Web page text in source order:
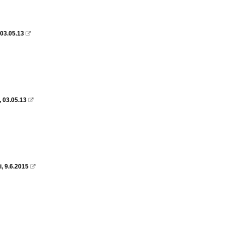

03.05.13 
9.6.2015 